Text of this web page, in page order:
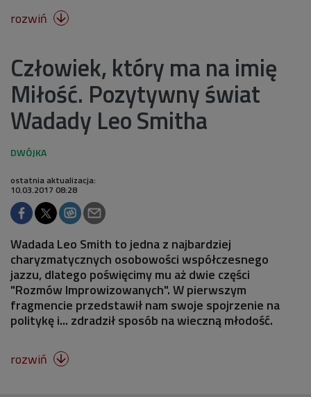
rozwiń 
Człowiek, który ma na imię
Miłość. Pozytywny świat
Wadady Leo Smitha
ostatnia aktualizacja:
10.03.2017 08:28
Wadada Leo Smith to jedna z najbardziej
charyzmatycznych osobowości współczesnego
jazzu, dlatego poświęcimy mu aż dwie części
"Rozmów Improwizowanych". W pierwszym
fragmencie przedstawił nam swoje spojrzenie na
politykę i... zdradził sposób na wieczną młodość.
rozwiń 